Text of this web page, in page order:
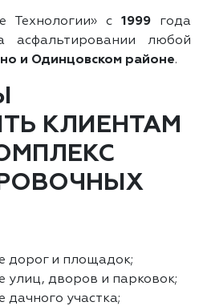
Технологии» с 1999 года
асфальтировании любой
и Одинцовском районе.
КЛИЕНТАМ
дорог и площадок;
улиц, дворов и парковок;
дачного участка;